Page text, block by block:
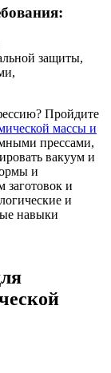
защиты,
Пройдите
массы и
прессами,
вакуум и
и
заготовок и
и
навыки